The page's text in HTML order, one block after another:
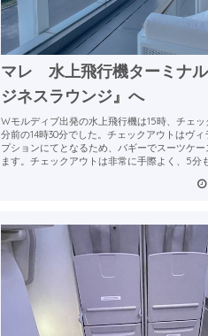
マレ 水上飛行機ターミナ
ジネスラウンジ』へ
Wモルディブ出発の水上飛行機は15時、チェ
分前の14時30分でした。チェックアウトはヴ
プションにてとなるため、バギーでスーツケ
ます。チェックアウトは非常に手際よく、5分